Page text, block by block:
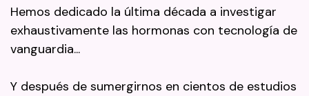
Hemos dedicado la última década a investigar
exhaustivamente las hormonas con tecnología de
vanguardia...
Y después de sumergirnos en cientos de estudios